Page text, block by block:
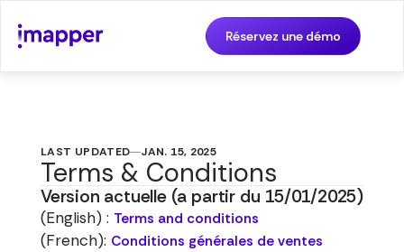
Réservez une démo
LAST UPDATED JAN. 15, 2025
Terms & Conditions
Version actuelle (a partir du 15/01/2025)
(English) : Terms and conditions
(French): Conditions générales de ventes